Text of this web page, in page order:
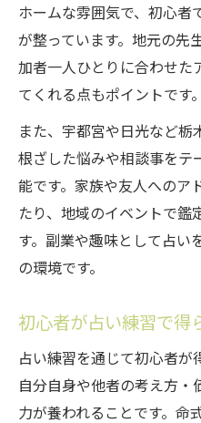
ホームな雰囲気で、初心者
が整っています。地元の先
加者一人ひとりに合わせた
てくれる点もポイントです。
また、宇都宮や日光など栃
根ざした悩みや相談事をテ
能です。家族や友人へのア
たり、地域のイベントで鑑
す。副業や趣味として占い
の環境です。
初心者が占い練習で得
占い練習を通じて初心者が
自分自身や他者の考え方・
力が養われることです。命